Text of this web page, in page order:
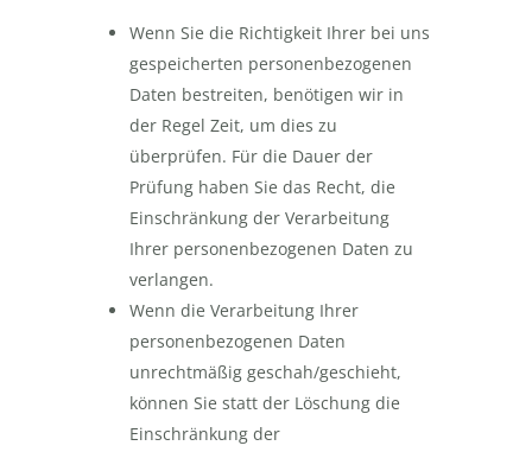
Wenn Sie die Richtigkeit Ihrer bei uns
gespeicherten personenbezogenen
Daten bestreiten, benötigen wir in
der Regel Zeit, um dies zu
überprüfen. Für die Dauer der
Prüfung haben Sie das Recht, die
Einschränkung der Verarbeitung
Ihrer personenbezogenen Daten zu
verlangen.
Wenn die Verarbeitung Ihrer
personenbezogenen Daten
unrechtmäßig geschah/geschieht,
können Sie statt der Löschung die
Einschränkung der